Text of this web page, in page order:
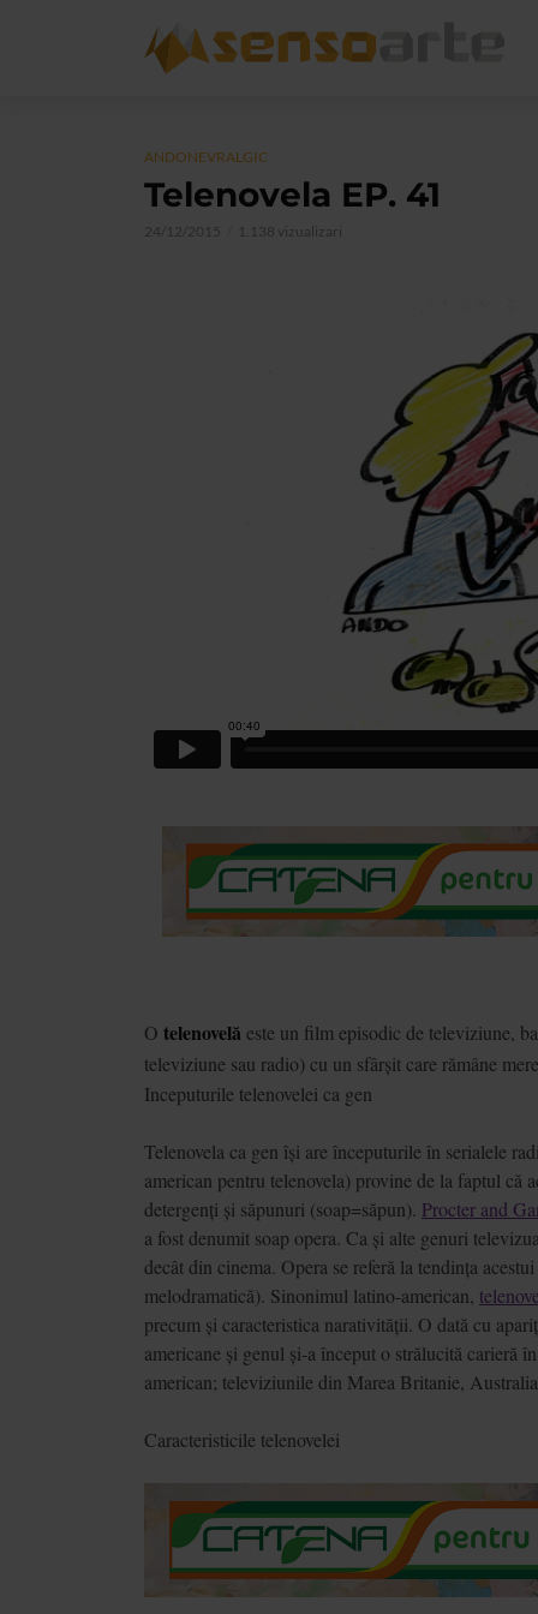
ANDONEVRALGIC
Telenovela EP. 41
24/12/2015 1.138 vizualizari
O telenovelă este un film episodic de televiziune,
televiziune sau radio) cu un sfârșit care rămâne
Inceputurile telenovelei ca gen
Telenovela ca gen își are începuturile în serialele
american pentru telenovela) provine de la faptul că
detergenți și săpunuri (soap=săpun). Procter and
a fost denumit soap opera. Ca și alte genuri
decât din cinema. Opera se referă la tendința
melodramatică). Sinonimul latino-american,
precum și caracteristica narativității. O dată cu
americane și genul și-a început o strălucită carieră
american; televiziunile din Marea Britanie,
Caracteristicile telenovelei